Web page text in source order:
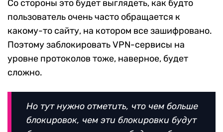
Со стороны это будет выглядеть, как будто
пользователь очень часто обращается к
какому-то сайту, на котором все зашифровано.
Поэтому заблокировать VPN-сервисы на
уровне протоколов тоже, наверное, будет
сложно.
Но тут нужно отметить, что чем больше
блокировок, чем эти блокировки будут